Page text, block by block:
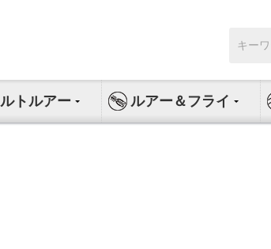
索:
トルアー ルアー＆フライ